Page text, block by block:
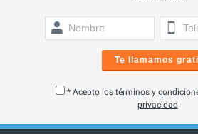
Te llamamos
* Acepto los términos y
privacidad